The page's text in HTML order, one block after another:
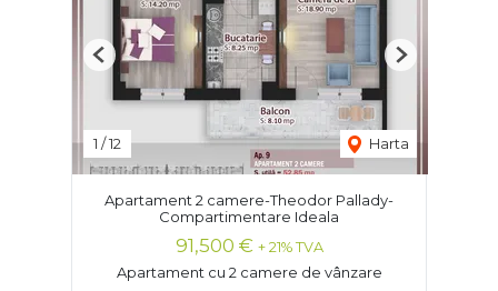
1 /12 Harta
Previous Next
Apartament 2 camere-Theodor Pallady-
Compartimentare Ideala
91,500 € + 21% TVA
Apartament cu 2 camere de vânzare